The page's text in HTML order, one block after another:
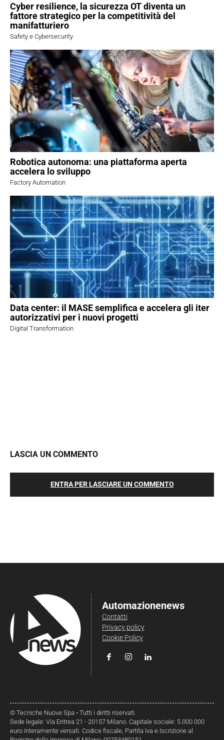
Cyber resilience, la sicurezza OT diventa un
fattore strategico per la competitività del
manifatturiero
Safety e Cybersecurity
Robotica autonoma: una piattaforma aperta
accelera lo sviluppo
Factory Automation
Data center: il MASE semplifica e accelera gli iter
autorizzativi per i nuovi progetti
Digital Transformation
LASCIA UN COMMENTO
ENTRA PER LASCIARE UN COMMENTO
Automazionenews
Contatti
Privacy policy
Cookie Policy
© Tecniche Nuove Spa • Tutti i diritti riservati.
Sede legale: Via Eritrea 21 - 20157 Milano. Capitale sociale: 5.000.000
euro interamente versati. Codice fiscale, Partita Iva e Iscrizione al